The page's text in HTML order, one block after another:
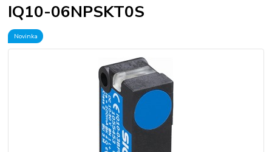
IQ10-06NPSKT0S
Novinka